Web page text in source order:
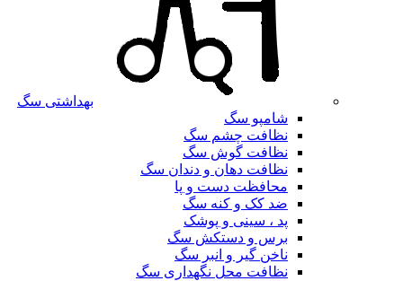
بهداشتی سگ
شامپو سگ
نظافت چشم سگ
نظافت گوش سگ
نظافت دهان و دندان سگ
محافظت دست و پا
ضد کک و کنه سگ
پد ، سینی و پوشک
برس و دستکش سگ
ناخن گیر و انبر سگ
نظافت محل نگهداری سگ